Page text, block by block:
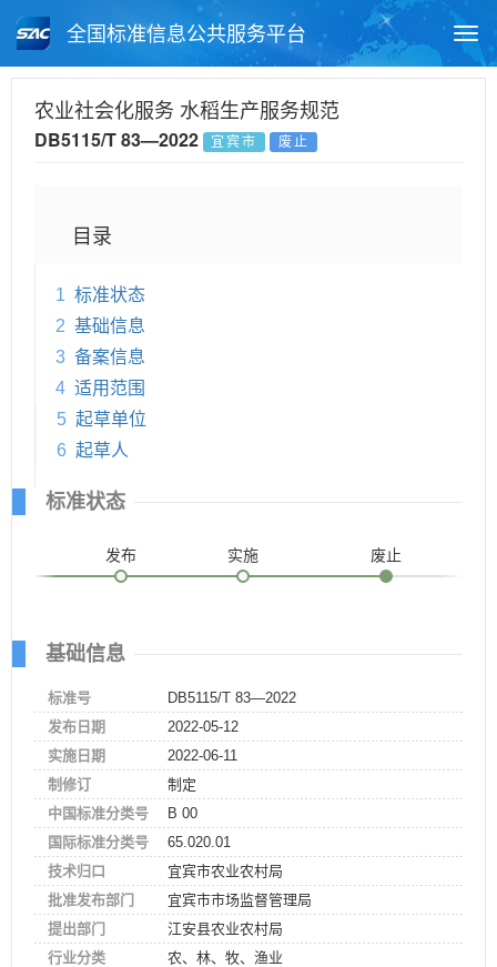
全国标准信息公共服务平台
月报查询 标准公告查询
农业社会化服务 水稻生产服务规范
DB5115/T 83—2022 宜宾市 废止
目录
1 标准状态
2 基础信息
3 备案信息
4 适用范围
5 起草单位
6 起草人
标准状态
发布 实施 废止
基础信息
标准号
DB5115/T 83—2022
发布日期
2022-05-12
实施日期
2022-06-11
制修订
制定
中国标准分类号
B 00
国际标准分类号
65.020.01
技术归口
宜宾市农业农村局
批准发布部门
宜宾市市场监督管理局
提出部门
江安县农业农村局
行业分类
农、林、牧、渔业